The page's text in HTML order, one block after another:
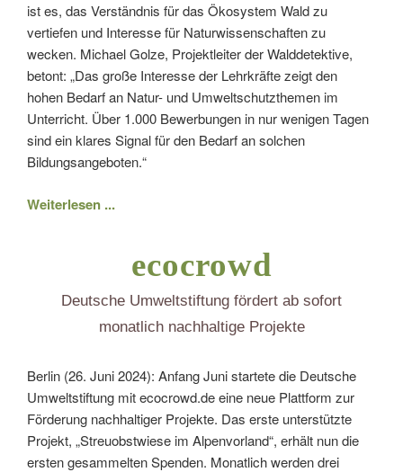
ist es, das Verständnis für das Ökosystem Wald zu
vertiefen und Interesse für Naturwissenschaften zu
wecken. Michael Golze, Projektleiter der Walddetektive,
betont: „Das große Interesse der Lehrkräfte zeigt den
hohen Bedarf an Natur- und Umweltschutzthemen im
Unterricht. Über 1.000 Bewerbungen in nur wenigen Tagen
sind ein klares Signal für den Bedarf an solchen
Bildungsangeboten.“
Weiterlesen ...
ecocrowd
Deutsche Umweltstiftung fördert ab sofort
monatlich nachhaltige Projekte
Berlin (26. Juni 2024): Anfang Juni startete die Deutsche
Umweltstiftung mit ecocrowd.de eine neue Plattform zur
Förderung nachhaltiger Projekte. Das erste unterstützte
Projekt, „Streuobstwiese im Alpenvorland“, erhält nun die
ersten gesammelten Spenden. Monatlich werden drei